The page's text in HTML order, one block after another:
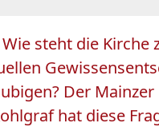
steht die Kirche
Der
hat diese